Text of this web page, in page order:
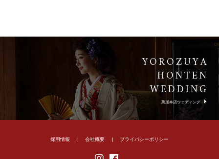
YOROZUYA
HONTEN
WEDDING
萬屋本店ウェディング
採用情報 会社概要 プライバシーポリシー